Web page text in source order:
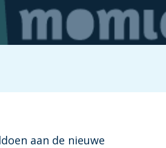
aan de nieuwe